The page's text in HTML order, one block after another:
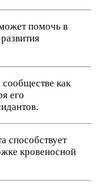
помочь в
сообществе как
его
способствует
кровеносной